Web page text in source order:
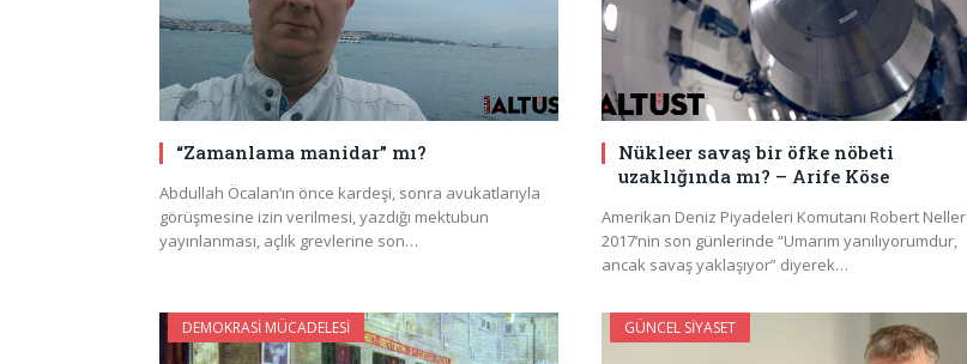
“Zamanlama manidar” mı?
Abdullah Öcalan’ın önce kardeşi, sonra avukatlarıyla
görüşmesine izin verilmesi, yazdığı mektubun
yayınlanması, açlık grevlerine son…
Nükleer savaş bir öfke nöbeti
uzaklığında mı? – Arife Köse
Amerikan Deniz Piyadeleri Komutanı Robert Neller
2017’nin son günlerinde “Umarım yanılıyorumdur,
ancak savaş yaklaşıyor” diyerek…
DEMOKRASI MÜCADELESI GÜNCEL SIYASET